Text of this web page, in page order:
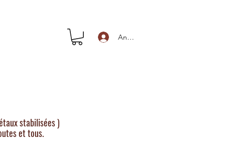
Anmelden
stabilisées )
et tous.